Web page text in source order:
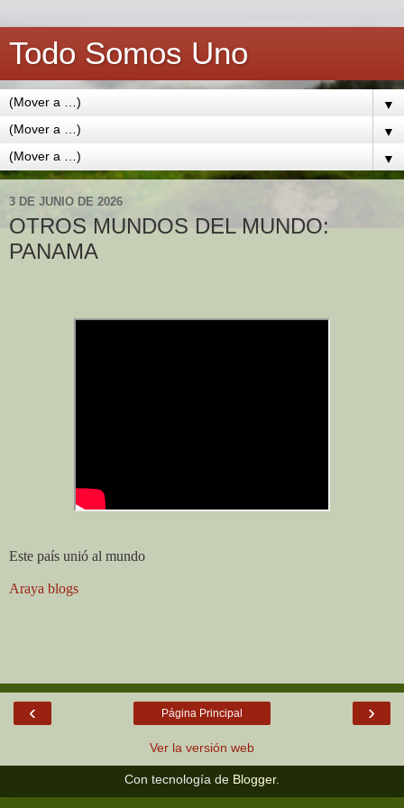
Todo Somos Uno
▼
▼
▼
3 DE JUNIO DE 2026
OTROS MUNDOS DEL MUNDO:
PANAMA
Este país unió al mundo
Araya blogs
‹ ›
Página Principal
Ver la versión web
Con tecnología de Blogger.